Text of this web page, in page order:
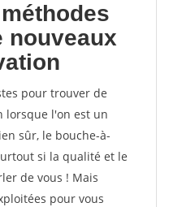
nouveaux
pour trouver de
lorsque l'on est un
sûr, le bouche-à-
si la qualité et le
de vous ! Mais
pour vous